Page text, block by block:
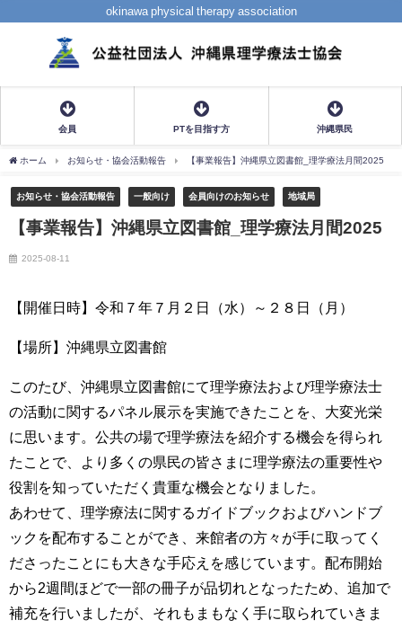
okinawa physical therapy association
会員 PTを目指す方 沖縄県民
ホーム お知らせ・協会活動報告 【事業報告】沖縄県立図書館_理学療法月間2025
お知らせ・協会活動報告 一般向け 会員向けのお知らせ 地域局
【事業報告】沖縄県立図書館_理学療法月間2025
2025-08-11
【開催日時】令和７年７月２日（水）～２８日（月）
【場所】沖縄県立図書館
このたび、沖縄県立図書館にて理学療法および理学療法士
の活動に関するパネル展示を実施できたことを、大変光栄
に思います。公共の場で理学療法を紹介する機会を得られ
たことで、より多くの県民の皆さまに理学療法の重要性や
役割を知っていただく貴重な機会となりました。
あわせて、理学療法に関するガイドブックおよびハンドブ
ックを配布することができ、来館者の方々が手に取ってく
ださったことにも大きな手応えを感じています。配布開始
から2週間ほどで一部の冊子が品切れとなったため、追加で
補充を行いましたが、それもまもなく手に取られていきま